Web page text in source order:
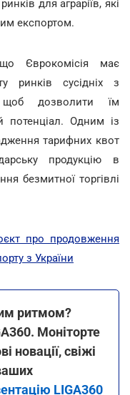
для аграріїв, які
експортом.
Єврокомісія має
ринків сусідніх з
щоб дозволити їм
потенціал. Одним із
тарифних квот
продукцію в
безмитної торгівлі
про продовження
з України
ритмом?
Моніторте
новації, свіжі
LIGA360